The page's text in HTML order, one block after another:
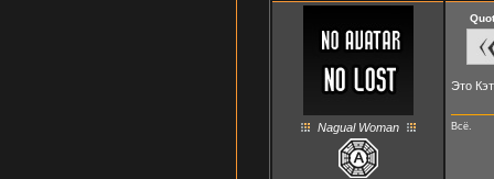
Nagual Woman
Это
Всё.